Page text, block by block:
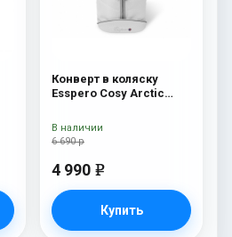
Конверт в коляску
Esspero Cosy Arctic
6 690 р
4 990 e
Купить
В наличии